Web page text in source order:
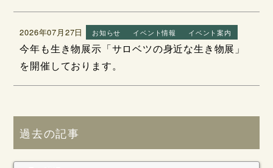
2026年07月27日 お知らせ イベント情報 イベント案内
今年も生き物展示「サロベツの身近な生き物展」
を開催しております。
過去の記事